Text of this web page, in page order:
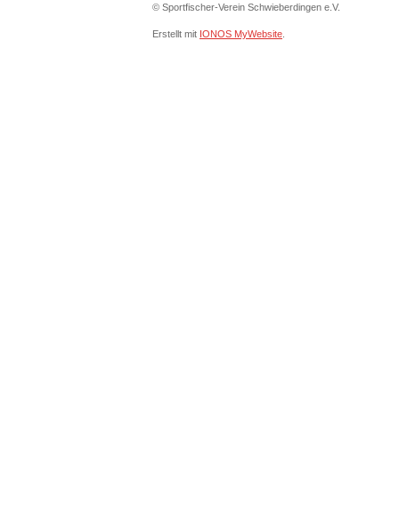
© Sportfischer-Verein Schwieberdingen e.V.
Erstellt mit IONOS MyWebsite